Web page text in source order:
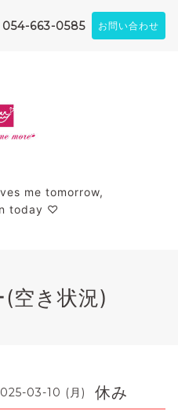
054-663-0585 お問い合わせ
me tomorrow,
today ♡
空き状況)
03-10 (月) 休み